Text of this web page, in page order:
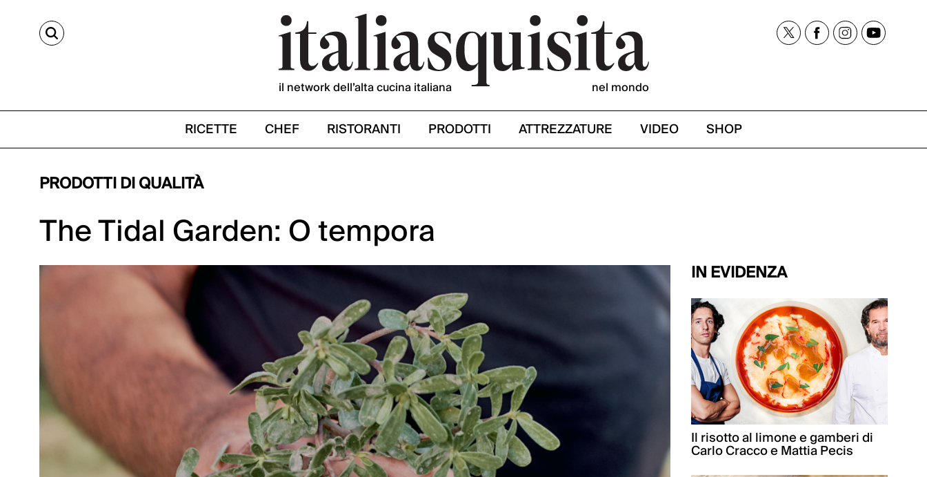
CERCA
il network dell’alta cucina italiana nel mondo
RICETTE CHEF RISTORANTI PRODOTTI ATTREZZATURE VIDEO SHOP
PRODOTTI DI QUALITÀ
The Tidal Garden: O tempora
IN EVIDENZA
Il risotto al limone e gamberi di
Carlo Cracco e Mattia Pecis